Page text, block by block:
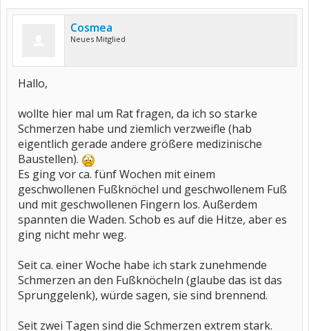
Cosmea
Neues Mitglied
Hallo,
wollte hier mal um Rat fragen, da ich so starke
Schmerzen habe und ziemlich verzweifle (hab
eigentlich gerade andere größere medizinische
Baustellen).
Es ging vor ca. fünf Wochen mit einem
geschwollenen Fußknöchel und geschwollenem Fuß
und mit geschwollenen Fingern los. Außerdem
spannten die Waden. Schob es auf die Hitze, aber es
ging nicht mehr weg.
Seit ca. einer Woche habe ich stark zunehmende
Schmerzen an den Fußknöcheln (glaube das ist das
Sprunggelenk), würde sagen, sie sind brennend.
Seit zwei Tagen sind die Schmerzen extrem stark.